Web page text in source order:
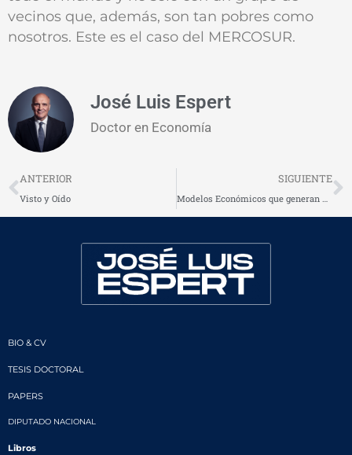
vecinos que, además, son tan pobres como
nosotros. Este es el caso del MERCOSUR.
José Luis Espert
Doctor en Economía
Prev
ANTERIOR
Visto y Oído
SIGUIENTE
Modelos Económicos que generan pobreza
BIO & CV
TESIS DOCTORAL
PAPERS
DIPUTADO NACIONAL
Libros